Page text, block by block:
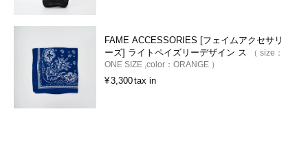
FAME ACCESSORIES [フェイムアクセサリ
ーズ] ライトペイズリーデザイン ス
size：
ONE SIZE color： ORANGE
¥3,300tax in